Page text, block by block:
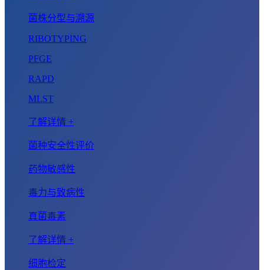
菌株分型与溯源
RIBOTYPING
PFGE
RAPD
MLST
了解详情 +
菌种安全性评价
药物敏感性
毒力与致病性
真菌毒素
了解详情 +
细胞检定